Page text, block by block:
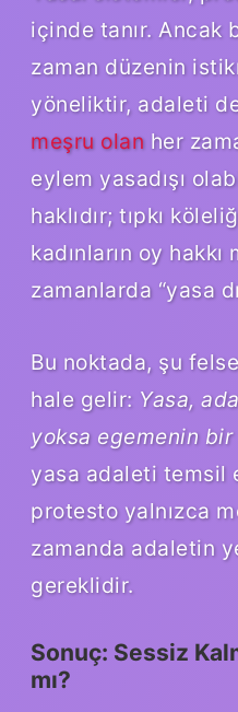
içinde tanır. Ancak
zaman düzenin
yöneliktir, adaleti
meşru olanher
eylem yasadışı
haklıdır; tıpkı
kadınların oy
zamanlarda “yasa
Bu noktada, şu
hale gelir: Yasa,
yoksa egemenin
yasa adaleti temsil
protesto yalnızca
zamanda adaletin
gereklidir.
Sonuç: Sessiz
mı?